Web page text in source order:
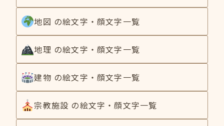
地図 の絵文字・顔文字一覧
地理 の絵文字・顔文字一覧
建物 の絵文字・顔文字一覧
宗教施設 の絵文字・顔文字一覧